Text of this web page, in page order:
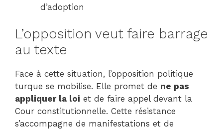
d’adoption
L’opposition veut faire barrage
au texte
Face à cette situation, l’opposition politique
turque se mobilise. Elle promet de ne pas
appliquer la loi et de faire appel devant la
Cour constitutionnelle. Cette résistance
s’accompagne de manifestations et de